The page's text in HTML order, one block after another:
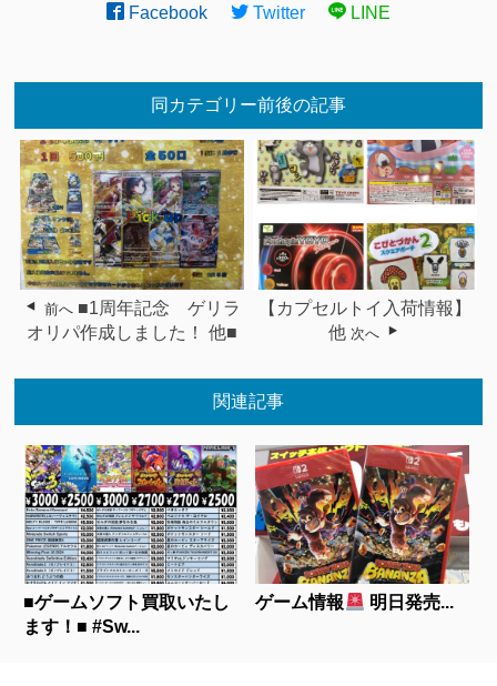
Facebook Twitter LINE
同カテゴリー前後の記事
前へ ■1周年記念 ゲリラ
オリパ作成しました！ 他■
【カプセルトイ入荷情報】
他 次へ
関連記事
■ゲームソフト買取いたし
ます！■ #Sw...
ゲーム情報 明日発売...